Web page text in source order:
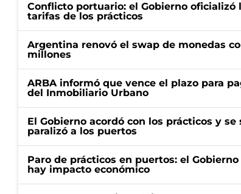
Conflicto portuario: el Gobierno oficializó
tarifas de los prácticos
Argentina renovó el swap de monedas
millones
ARBA informó que vence el plazo para
del Inmobiliario Urbano
El Gobierno acordó con los prácticos y
paralizó a los puertos
Paro de prácticos en puertos: el
hay impacto económico